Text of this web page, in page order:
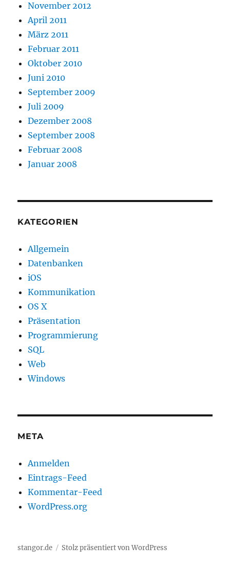
November 2012
April 2011
März 2011
Februar 2011
Oktober 2010
Juni 2010
September 2009
Juli 2009
Dezember 2008
September 2008
Februar 2008
Januar 2008
KATEGORIEN
Allgemein
Datenbanken
iOS
Kommunikation
OS X
Präsentation
Programmierung
SQL
Web
Windows
META
Anmelden
Eintrags-Feed
Kommentar-Feed
WordPress.org
stangor.de Stolz präsentiert von WordPress